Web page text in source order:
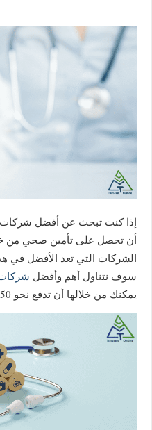
إذا كنت تبحث عن أفضل شركات
أن تحصل على تأمين صحي من
الشركات التي تعد الأفضل في
سوف نتناول أهم وأفضل شركات
يمكنك من خلالها أن تدفع نحو 250 جنيه في السنة.